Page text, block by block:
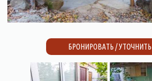
БРОНИРОВАТЬ / УТОЧНИТЬ